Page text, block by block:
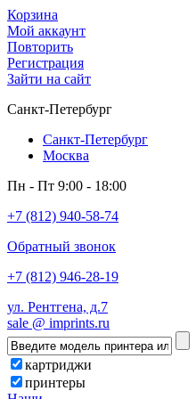
Корзина
Мой аккаунт
Повторить
Регистрация
Зайти на сайт
Санкт-Петербург
Санкт-Петербург
Москва
Пн - Пт 9:00 - 18:00
+7 (812) 940-58-74
Обратный звонок
+7 (812) 946-28-19
ул. Рентгена, д.7
sale @ imprints.ru
картриджи
принтеры